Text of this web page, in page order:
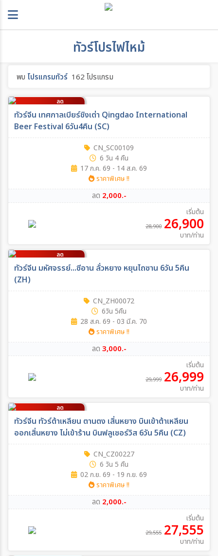
ทัวร์โปรไฟไหม้
พบ โปรแกรมทัวร์ 162 โปรแกรม
ลด
บาท/ท่าน
ทัวร์จีน เทศกาลเบียร์ชิงเต่า Qingdao International
Beer Festival 6วัน4คืน (SC)
CN_SC00109
6 วัน 4 คืน
17 ก.ค. 69 - 14 ส.ค. 69
ราคาพิเศษ !!
ลด 2,000.-
เริ่มต้น
28,900 26,900
บาท/ท่าน
ลด
3,000 บาท/ท่าน
ทัวร์จีน มหัศจรรย์...ซีอาน ลั่วหยาง หยุนไถซาน 6วัน 5คืน
(ZH)
CN_ZH00072
6วัน 5คืน
28 ส.ค. 69 - 03 มี.ค. 70
ราคาพิเศษ !!
ลด 3,000.-
เริ่มต้น
29,999 26,999
บาท/ท่าน
ลด
2,000 บาท/ท่าน
ทัวร์จีน ทัวร์ต้าเหลียน ตานตง เสิ่นหยาง บินเข้าต้าเหลียน
ออกเสิ่นหยาง ไม่เข้าร้าน บินฟลูเซอร์วิส 6วัน 5คืน (CZ)
CN_CZ00227
6 วัน 5 คืน
02 ก.ย. 69 - 19 ก.ย. 69
ราคาพิเศษ !!
ลด 2,000.-
เริ่มต้น
29,555 27,555
บาท/ท่าน